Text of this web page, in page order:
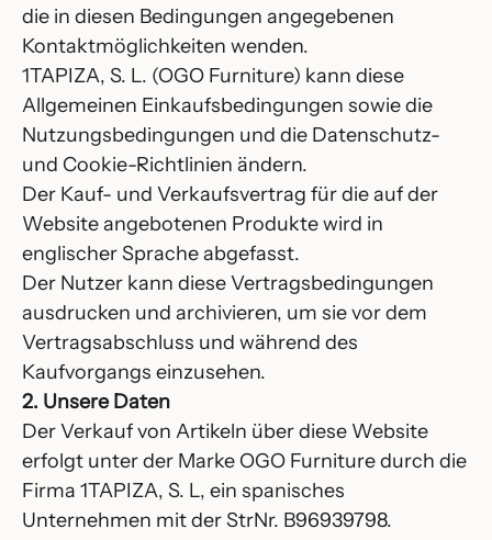
die in diesen Bedingungen angegebenen
Kontaktmöglichkeiten wenden.
1TAPIZA, S. L. (OGO Furniture) kann diese
Allgemeinen Einkaufsbedingungen sowie die
Nutzungsbedingungen und die Datenschutz-
und Cookie-Richtlinien ändern.
Der Kauf- und Verkaufsvertrag für die auf der
Website angebotenen Produkte wird in
englischer Sprache abgefasst.
Der Nutzer kann diese Vertragsbedingungen
ausdrucken und archivieren, um sie vor dem
Vertragsabschluss und während des
Kaufvorgangs einzusehen.
2. Unsere Daten
Der Verkauf von Artikeln über diese Website
erfolgt unter der Marke OGO Furniture durch die
Firma 1TAPIZA, S. L, ein spanisches
Unternehmen mit der StrNr. B96939798.